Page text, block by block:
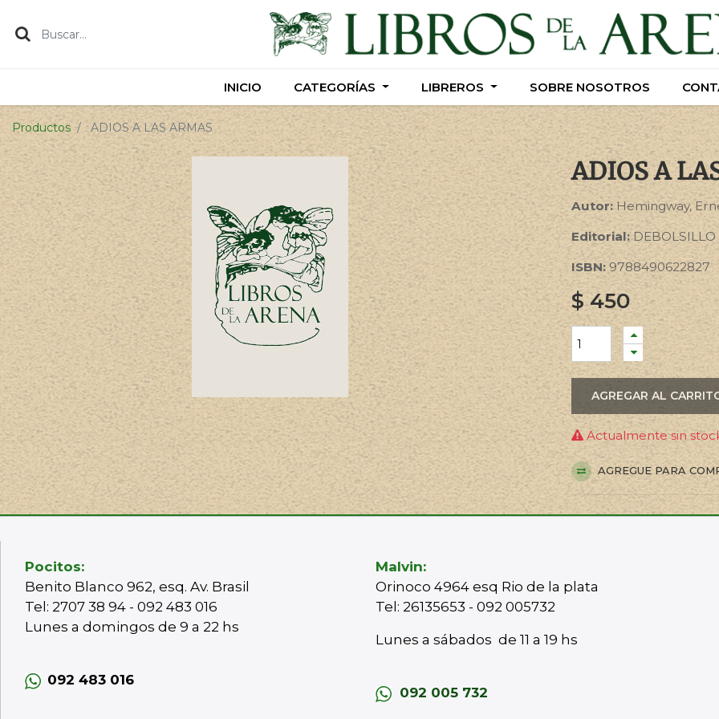
INICIO CATEGORÍAS LIBREROS SOBRE NOSOTROS
INICIO CATEGORÍAS LIBREROS SOBRE NOSOTROS
Productos ADIOS A LAS ARMAS
ADIOS A
Autor: Hemingway,
Editorial:DEBOLSILLO
ISBN: 9788490622827
$450
AGREGAR AL
Actualmente sin
AGREGUE PARA
Pocitos:
Benito Blanco 962, esq. Av. Brasil
Tel: 2707 38 94 - 092 483 016
Lunes a domingos de 9 a 22 hs
092 483 016
Malvin:
Orinoco 4964 esq Rio de la plata
Tel: 26135653 - 092 005732
Lunes a sábados de 11 a 19 hs
092 005 732